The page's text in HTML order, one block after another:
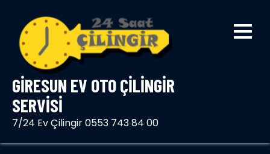
content
GIRESUN EV OTO ÇILINGIR
SERVISI
7/24 Ev Çilingir 0553 743 84 00